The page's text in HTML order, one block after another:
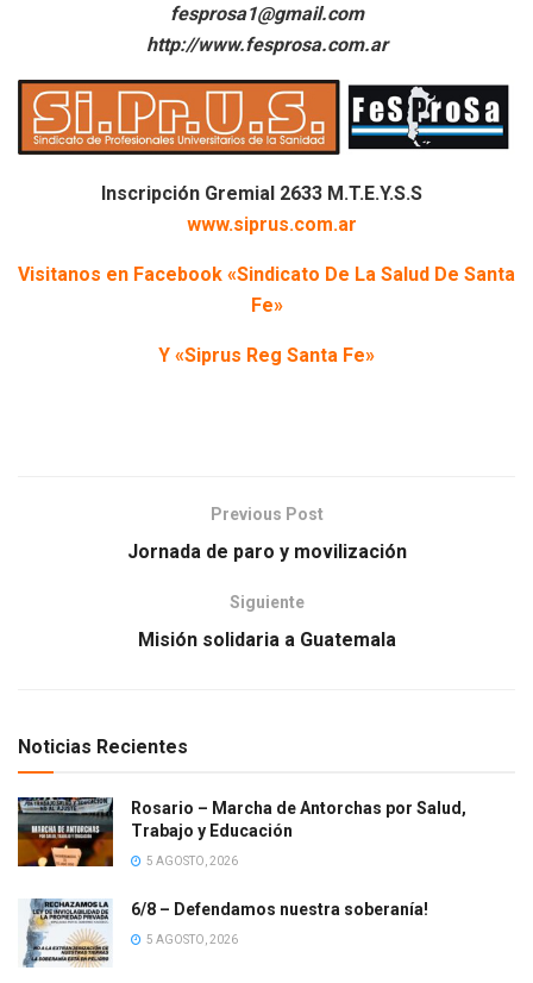
fesprosa1@gmail.com
http://www.fesprosa.com.ar
Inscripción Gremial 2633 M.T.E.Y.S.S
www.siprus.com.ar
Visitanos en Facebook «Sindicato De La Salud De Santa
Fe»
Y «Siprus Reg Santa Fe»
Previous Post
Jornada de paro y movilización
Siguiente
Misión solidaria a Guatemala
Noticias Recientes
Rosario – Marcha de Antorchas por Salud,
Trabajo y Educación
5 AGOSTO, 2026
6/8 – Defendamos nuestra soberanía!
5 AGOSTO, 2026